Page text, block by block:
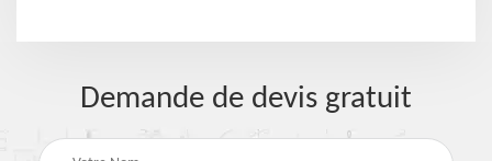
Demande de devis gratuit